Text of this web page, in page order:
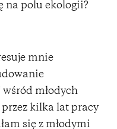
na polu ekologii?
mnie
młodych
kilka lat pracy
się z młodymi